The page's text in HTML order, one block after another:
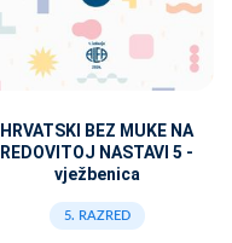
HRVATSKI BEZ MUKE NA
REDOVITOJ NASTAVI 5 -
vježbenica
5. RAZRED